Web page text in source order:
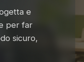
e
per far
sicuro,